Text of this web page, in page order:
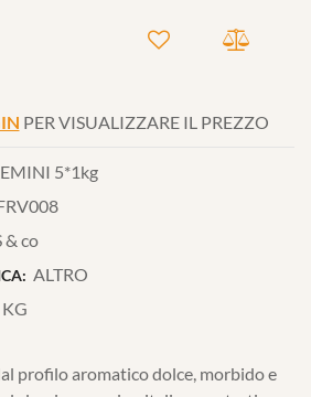
PER VISUALIZZARE IL PREZZO
5*1kg
& co
ALTRO
KG
profilo aromatico dolce, morbido e